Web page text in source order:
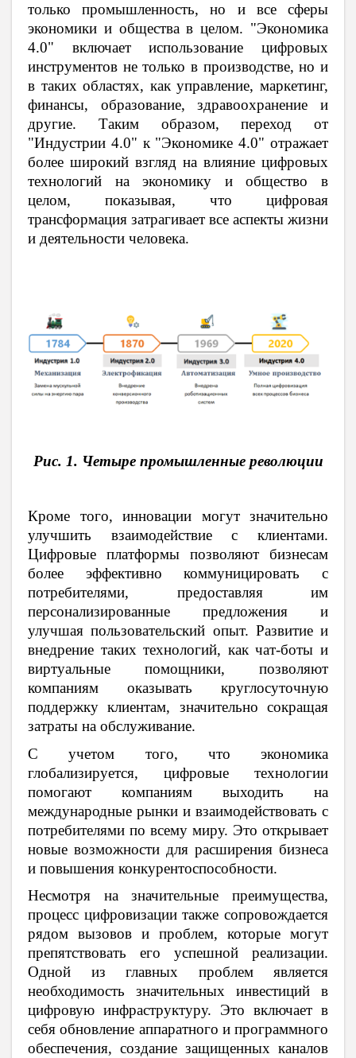
только промышленность, но и все сферы
экономики и общества в целом. "Экономика
4.0" включает использование цифровых
инструментов не только в производстве, но и
в таких областях, как управление, маркетинг,
финансы, образование, здравоохранение и
другие. Таким образом, переход от
"Индустрии 4.0" к "Экономике 4.0" отражает
более широкий взгляд на влияние цифровых
технологий на экономику и общество в
целом, показывая, что цифровая
трансформация затрагивает все аспекты жизни
и деятельности человека.
Рис. 1. Четыре промышленные революции
Кроме того, инновации могут значительно
улучшить взаимодействие с клиентами.
Цифровые платформы позволяют бизнесам
более эффективно коммуницировать с
потребителями, предоставляя им
персонализированные предложения и
улучшая пользовательский опыт. Развитие и
внедрение таких технологий, как чат-боты и
виртуальные помощники, позволяют
компаниям оказывать круглосуточную
поддержку клиентам, значительно сокращая
затраты на обслуживание.
С учетом того, что экономика
глобализируется, цифровые технологии
помогают компаниям выходить на
международные рынки и взаимодействовать с
потребителями по всему миру. Это открывает
новые возможности для расширения бизнеса
и повышения конкурентоспособности.
Несмотря на значительные преимущества,
процесс цифровизации также сопровождается
рядом вызовов и проблем, которые могут
препятствовать его успешной реализации.
Одной из главных проблем является
необходимость значительных инвестиций в
цифровую инфраструктуру. Это включает в
себя обновление аппаратного и программного
обеспечения, создание защищенных каналов